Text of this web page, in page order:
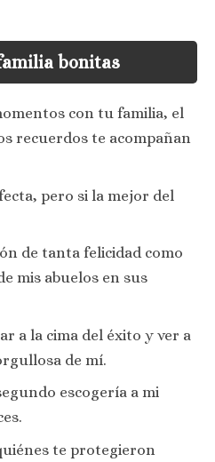
bonitas
con tu familia, el
recuerdos te acompañan
pero si la mejor del
de tanta felicidad como
mis abuelos en sus
a la cima del éxito y ver a
de mí.
escogería a mi
te protegieron